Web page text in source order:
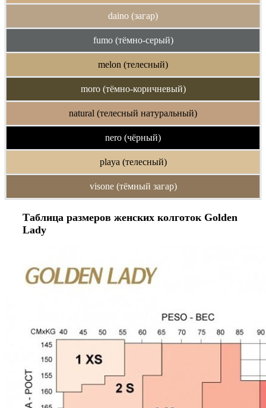
daino (загар)
fumo (тёмно-серый)
melon (телесный)
moro (тёмно-коричневый)
natural (телесный натуральный)
nero (чёрный)
playa (телесный)
visone (тёмный загар)
Таблица размеров женских колготок Golden
Lady